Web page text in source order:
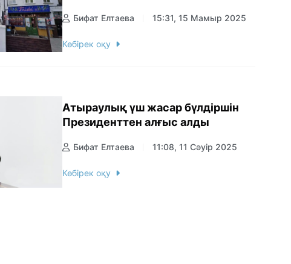
Бифат Елтаева 15:31, 15 Мамыр 2025
Көбірек оқу
Атыраулық үш жасар бүлдіршін
Президенттен алғыс алды
Бифат Елтаева 11:08, 11 Сәуір 2025
Көбірек оқу